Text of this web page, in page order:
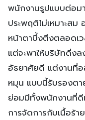
พนักงานรูปแบบต่อม
ประพฤติไม่เหมาะสม
หน้าตาบึ้งตึงตลอดเ
แต่จะพาให้บริษัทดิ่ง
อัธยาศัยดี แต่งานที่อ
หมุน แบบนี้รับรองต
ย่อมมีทั้งพนักงานที่ดี
การจัดการกับเนื้อร้